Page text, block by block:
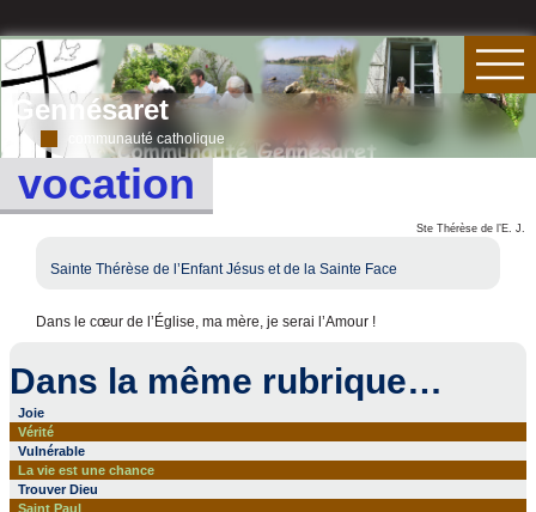
Gennésaret
communauté catholique
vocation
Ste Thérèse de l’E. J.
Sainte Thérèse de l’Enfant Jésus et de la Sainte Face
Dans le cœur de l’Église, ma mère, je serai l’Amour !
Dans la même rubrique…
Joie
Vérité
Vulnérable
La vie est une chance
Trouver Dieu
Saint Paul